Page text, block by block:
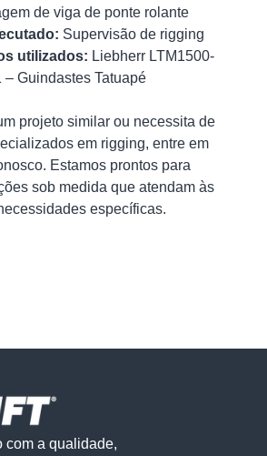
de viga de ponte rolante
Supervisão de rigging
utilizados: Liebherr LTM1500-
– Guindastes Tatuapé
projeto similar ou necessita de
em rigging, entre em
Estamos prontos para
sob medida que atendam às
específicas.
com a qualidade,